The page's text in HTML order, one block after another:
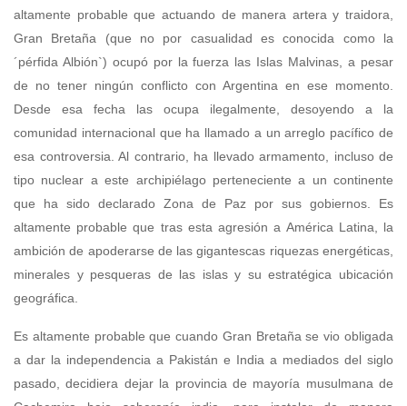
altamente probable que actuando de manera artera y traidora,
Gran Bretaña (que no por casualidad es conocida como la
´pérfida Albión`) ocupó por la fuerza las Islas Malvinas, a pesar
de no tener ningún conflicto con Argentina en ese momento.
Desde esa fecha las ocupa ilegalmente, desoyendo a la
comunidad internacional que ha llamado a un arreglo pacífico de
esa controversia. Al contrario, ha llevado armamento, incluso de
tipo nuclear a este archipiélago perteneciente a un continente
que ha sido declarado Zona de Paz por sus gobiernos. Es
altamente probable que tras esta agresión a América Latina, la
ambición de apoderarse de las gigantescas riquezas energéticas,
minerales y pesqueras de las islas y su estratégica ubicación
geográfica.
Es altamente probable que cuando Gran Bretaña se vio obligada
a dar la independencia a Pakistán e India a mediados del siglo
pasado, decidiera dejar la provincia de mayoría musulmana de